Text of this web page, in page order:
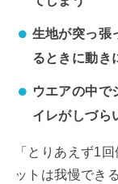
生地が突っ張
るときに動き
ウエアの中で
イレがしづら
「とりあえず1
ットは我慢でき